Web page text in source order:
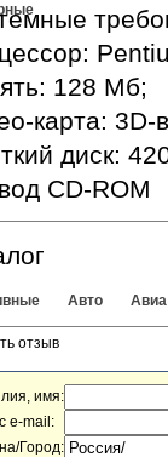
128 Мб;
карта:
диск:
CD-ROM
Авто Авиа
отзыв
имя:
e-mail:
Город: